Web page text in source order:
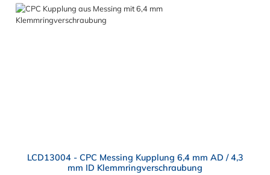
der PLC-Serie kombinierbar als auch mit den Polypropylen-
Kupplungen der PLC12-Serie. Zudem sind Kupplungen
LCD13004 - CPC Messing Kupplung 6,4 mm AD / 4,3
mm ID Klemmringverschraubung